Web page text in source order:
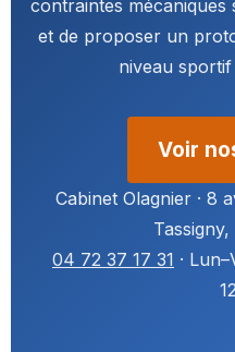
contraintes
et de proposer un
niveau
Voir
Cabinet Olagnier · 8
04 72 37 17 31 ·